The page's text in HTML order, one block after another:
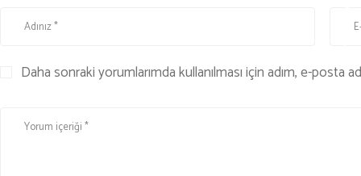
Daha sonraki yorumlarımda kullanılması için adım, e-posta